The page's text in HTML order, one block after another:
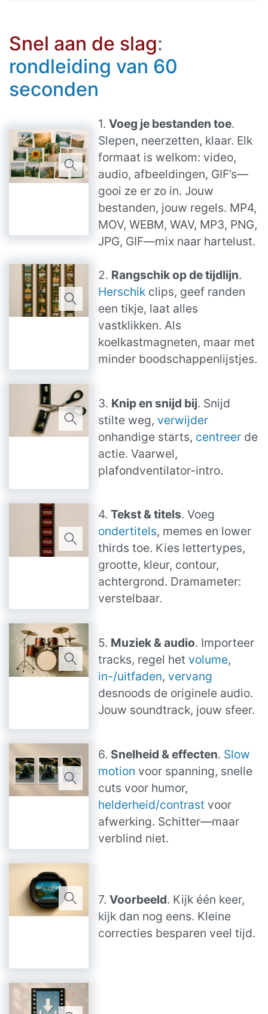
Snel aan de slag:
rondleiding van 60
seconden
1. Voeg je bestanden toe.
Slepen, neerzetten, klaar. Elk
formaat is welkom: video,
audio, afbeeldingen, GIF’s—
gooi ze er zo in. Jouw
bestanden, jouw regels. MP4,
MOV, WEBM, WAV, MP3, PNG,
JPG, GIF—mix naar hartelust.
2. Rangschik op de tijdlijn.
Herschikclips, geef randen
een tikje, laat alles
vastklikken. Als
koelkastmagneten, maar met
minder boodschappenlijstjes.
3. Knip en snijd bij. Snijd
stilte weg, verwijder
onhandige starts, centreerde
actie. Vaarwel,
plafondventilator-intro.
4. Tekst & titels. Voeg
ondertitels, memes en lower
thirds toe. Kies lettertypes,
grootte, kleur, contour,
achtergrond. Dramameter:
verstelbaar.
5. Muziek & audio. Importeer
tracks, regel het volume,
in-/uitfaden, vervang
desnoods de originele audio.
Jouw soundtrack, jouw sfeer.
6. Snelheid & effecten. Slow
motion voor spanning, snelle
cuts voor humor,
helderheid/contrastvoor
afwerking. Schitter—maar
verblind niet.
7. Voorbeeld. Kijk één keer,
kijk dan nog eens. Kleine
correcties besparen veel tijd.